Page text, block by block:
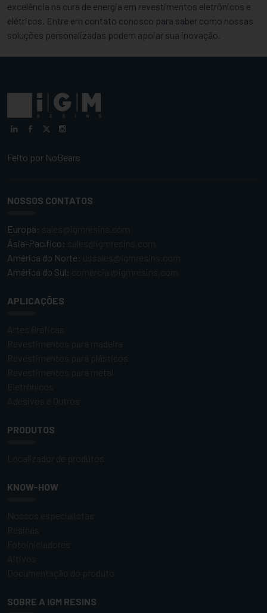
excelência na cura de energia em revestimentos eletrônicos e
elétricos. Entre em contato conosco para saber como nossas
soluções personalizadas podem apoiar sua inovação.
Feito por NoBears
NOSSOS CONTATOS
Europa:
Ásia-Pacífico:
América do Norte:
América do Sul:
APLICAÇÕES
PRODUTOS
KNOW-HOW
SOBRE A IGM RESINS